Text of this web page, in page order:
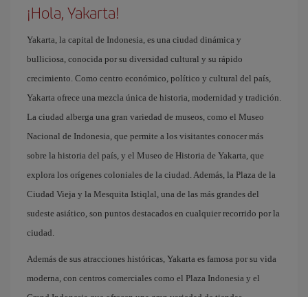
¡Hola, Yakarta!
Yakarta, la capital de Indonesia, es una ciudad dinámica y
bulliciosa, conocida por su diversidad cultural y su rápido
crecimiento. Como centro económico, político y cultural del país,
Yakarta ofrece una mezcla única de historia, modernidad y tradición.
La ciudad alberga una gran variedad de museos, como el Museo
Nacional de Indonesia, que permite a los visitantes conocer más
sobre la historia del país, y el Museo de Historia de Yakarta, que
explora los orígenes coloniales de la ciudad. Además, la Plaza de la
Ciudad Vieja y la Mesquita Istiqlal, una de las más grandes del
sudeste asiático, son puntos destacados en cualquier recorrido por la
ciudad.
Además de sus atracciones históricas, Yakarta es famosa por su vida
moderna, con centros comerciales como el Plaza Indonesia y el